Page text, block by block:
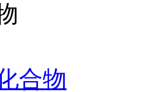
合物